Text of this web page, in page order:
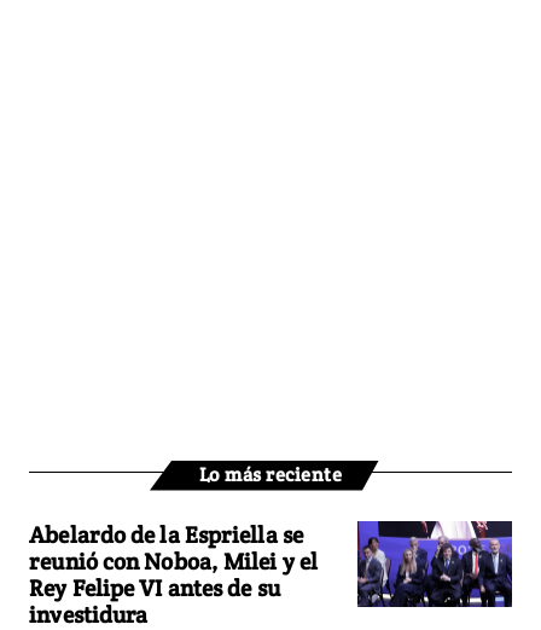
Lo más reciente
Abelardo de la Espriella se
reunió con Noboa, Milei y el
Rey Felipe VI antes de su
investidura